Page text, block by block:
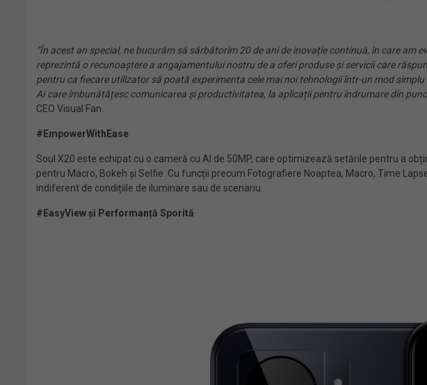
”În acest an special, ne bucurăm să sărbătorim 20 de ani de inovație continuă, în care
reprezintă o recunoaștere a angajamentului nostru de a oferi produse și servicii care
pentru ca fiecare utilizator să poată experimenta cele mai noi tehnologii într-un mod
AI care îmbunătățesc comunicarea și productivitatea, la aplicații pentru îndrumare din
CEO Visual Fan.
#EmpowerWithEase
Soul X20 este echipat cu o cameră cu AI de 50MP, care optimizează setările pentru a
pentru Macro, Bokeh și Selfie. Cu funcții precum Fotografiere Noaptea, Macro, Time
indiferent de condițiile de iluminare sau de scenariu.
#EasyView și Performanță Sporită